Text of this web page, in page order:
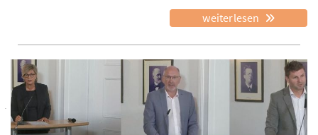
weiterlesen